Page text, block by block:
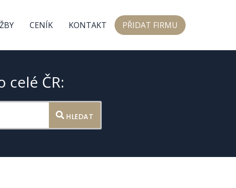
CENÍK KONTAKT PŘIDAT FIRMU
celé ČR:
HLEDAT